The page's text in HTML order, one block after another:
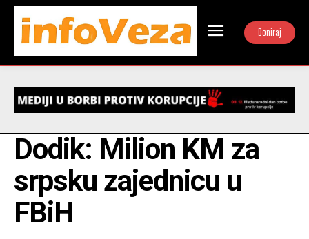
Doniraj
Dodik: Milion KM za
srpsku zajednicu u
FBiH